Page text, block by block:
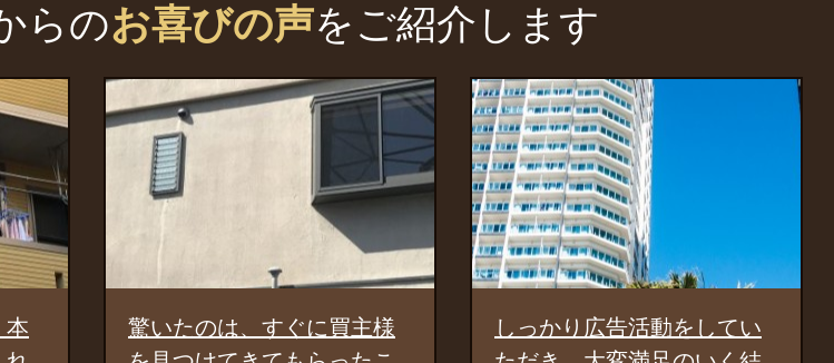
らのお喜びの声をご紹介します
買主様
しっかり広告活動をしてい
売主に合わせた提案に満足